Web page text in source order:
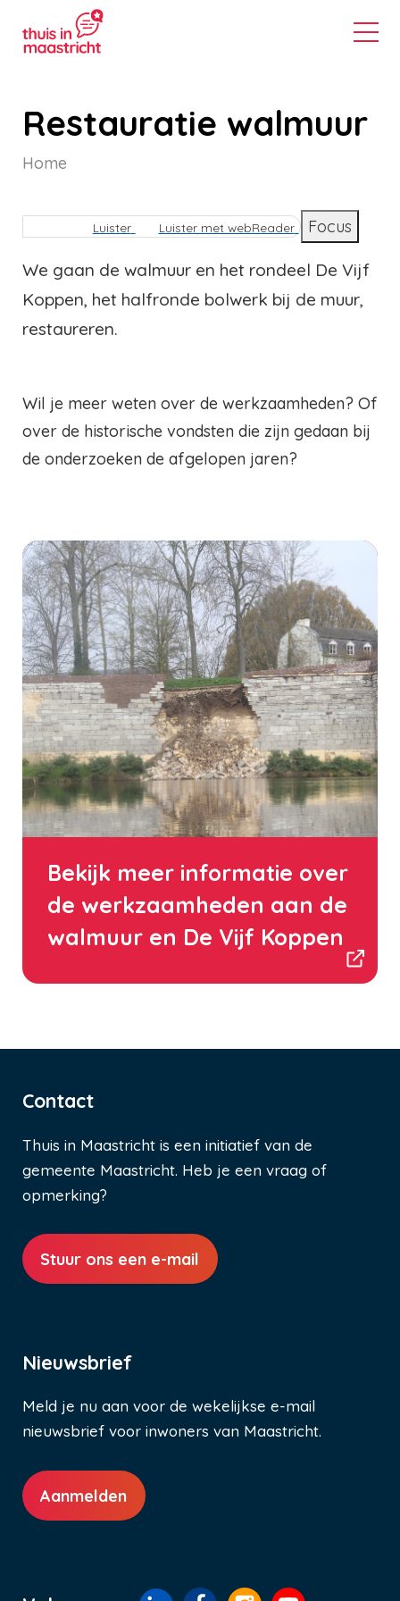
Restauratie walmuur
Kruimelpad
Home
Luister Luister met webReader Focus
We gaan de walmuur en het rondeel De Vijf
Koppen, het halfronde bolwerk bij de muur,
restaureren.
Wil je meer weten over de werkzaamheden? Of
over de historische vondsten die zijn gedaan bij
de onderzoeken de afgelopen jaren?
Bekijk meer informatie over
de werkzaamheden aan de
walmuur en De Vijf Koppen
Contact
Thuis in Maastricht is een initiatief van de
gemeente Maastricht. Heb je een vraag of
opmerking?
Stuur ons een e-mail
Nieuwsbrief
Meld je nu aan voor de wekelijkse e-mail
nieuwsbrief voor inwoners van Maastricht.
Aanmelden